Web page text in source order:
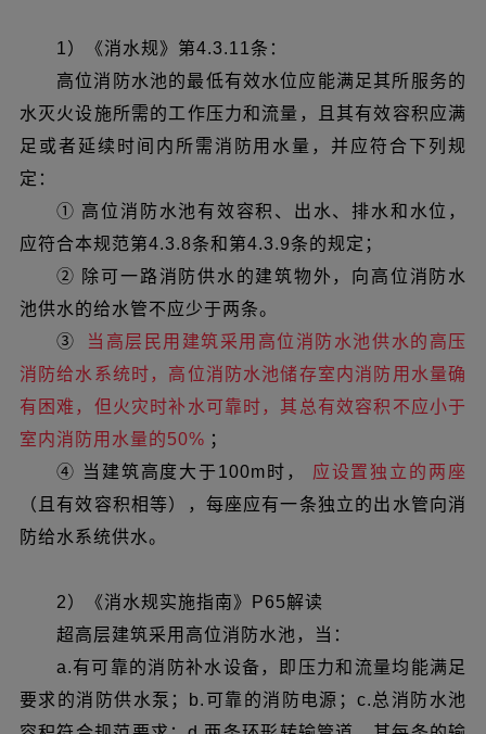
1）《消水规》第4.3.11条：
高位消防水池的最低有效水位应能满足其所服务的
水灭火设施所需的工作压力和流量，且其有效容积应满
足或者延续时间内所需消防用水量，并应符合下列规
定：
① 高位消防水池有效容积、出水、排水和水位，
应符合本规范第4.3.8条和第4.3.9条的规定；
② 除可一路消防供水的建筑物外，向高位消防水
池供水的给水管不应少于两条。
③
当高层民用建筑采用高位消防水池供水的高压
消防给水系统时，高位消防水池储存室内消防用水量确
有困难，但火灾时补水可靠时，其总有效容积不应小于
室内消防用水量的50% ；
④ 当建筑高度大于100m时，
应设置独立的两座
（且有效容积相等），每座应有一条独立的出水管向消
防给水系统供水。
2）《消水规实施指南》P65解读
超高层建筑采用高位消防水池，当：
a.有可靠的消防补水设备，即压力和流量均能满足
要求的消防供水泵；b.可靠的消防电源；c.总消防水池